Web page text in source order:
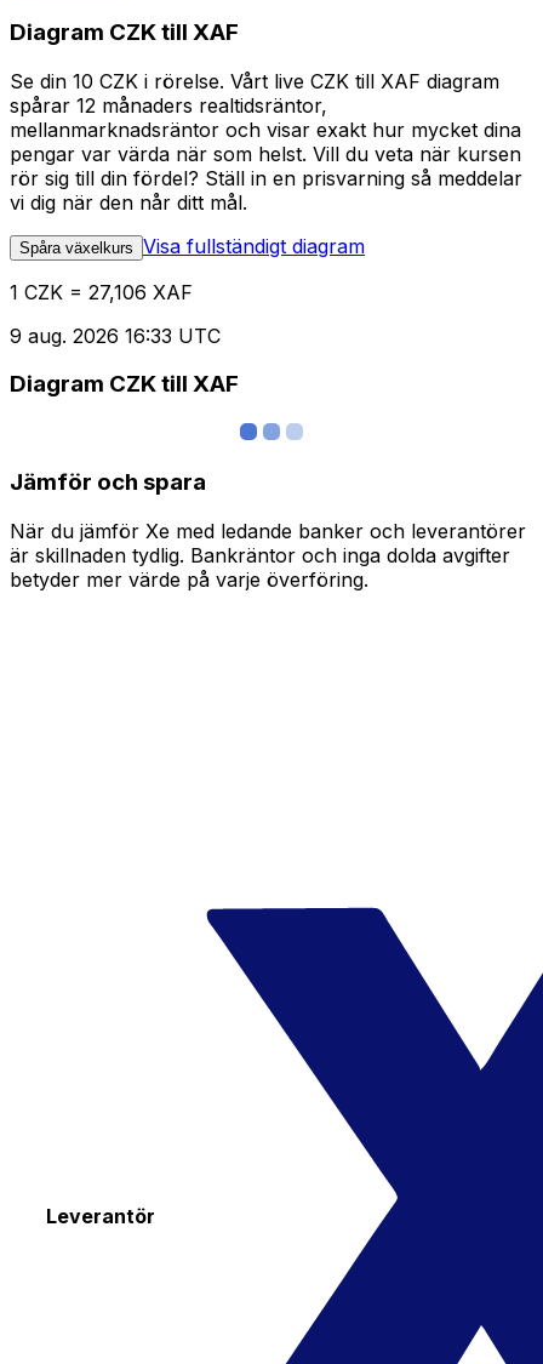
Diagram CZK till XAF
Se din 10 CZK i rörelse. Vårt live CZK till XAF diagram
spårar 12 månaders realtidsräntor,
mellanmarknadsräntor och visar exakt hur mycket dina
pengar var värda när som helst. Vill du veta när kursen
rör sig till din fördel? Ställ in en prisvarning så meddelar
vi dig när den når ditt mål.
Spåra växelkurs Visa fullständigt diagram
1 CZK = 27,106 XAF
9 aug. 2026 16:33 UTC
Diagram CZK till XAF
Jämför och spara
När du jämför Xe med ledande banker och leverantörer
är skillnaden tydlig. Bankräntor och inga dolda avgifter
betyder mer värde på varje överföring.
Leverantör